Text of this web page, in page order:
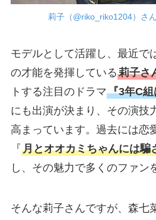
莉子（@riko_riko1204）さ
モデルとして活躍し、最近で
の才能を発揮している莉子さ
トする注目のドラマ『3年C
にも出演が決まり、その演技
高まっています。過去には恋
『月とオオカミちゃんには騙
し、その魅力で多くのファン
そんな莉子さんですが、森七